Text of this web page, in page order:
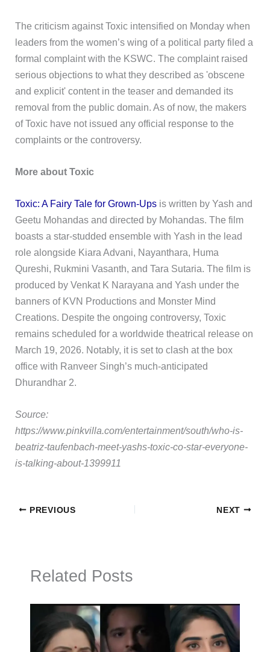
The criticism against Toxic intensified on Monday when
leaders from the women’s wing of a political party filed a
formal complaint with the KSWC. The complaint raised
serious objections to what they described as 'obscene
and explicit' content in the teaser and demanded its
removal from the public domain. As of now, the makers
of Toxic have not issued any official response to the
complaints or the controversy.
More about Toxic
Toxic: A Fairy Tale for Grown-Ups is written by Yash and
Geetu Mohandas and directed by Mohandas. The film
boasts a star-studded ensemble with Yash in the lead
role alongside Kiara Advani, Nayanthara, Huma
Qureshi, Rukmini Vasanth, and Tara Sutaria. The film is
produced by Venkat K Narayana and Yash under the
banners of KVN Productions and Monster Mind
Creations. Despite the ongoing controversy, Toxic
remains scheduled for a worldwide theatrical release on
March 19, 2026. Notably, it is set to clash at the box
office with Ranveer Singh’s much-anticipated
Dhurandhar 2.
Source:
https://www.pinkvilla.com/entertainment/south/who-is-
beatriz-taufenbach-meet-yashs-toxic-co-star-everyone-
is-talking-about-1399911
PREVIOUS NEXT
Related Posts